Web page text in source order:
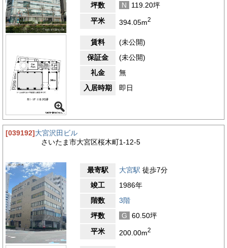
坪数
N
119.20坪
平米
394.05m2
賃料
(未公開)
保証金
(未公開)
礼金
無
入居時期
即日
[039192]大宮沢田ビル
さいたま市大宮区桜木町1-12-5
最寄駅 大宮駅 徒歩7分
竣工
1986年
階数
3階
坪数
G
60.50坪
平米
200.00m2